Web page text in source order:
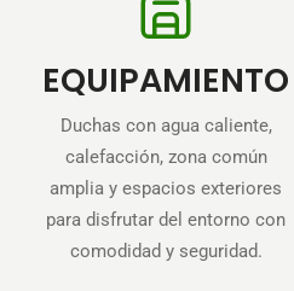
EQUIPAMIENTO
Duchas con agua caliente,
calefacción, zona común
amplia y espacios exteriores
para disfrutar del entorno con
comodidad y seguridad.